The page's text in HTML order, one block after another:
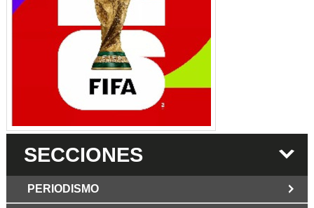
SECCIONES
PERIODISMO